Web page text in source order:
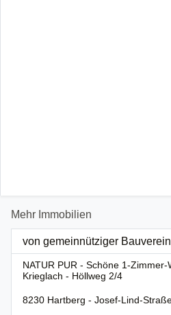
Mehr Immobilien
von gemeinnütziger
NATUR PUR - Schöne 1-
Krieglach - Höllweg 2/4
8230 Hartberg - Josef-Lind-